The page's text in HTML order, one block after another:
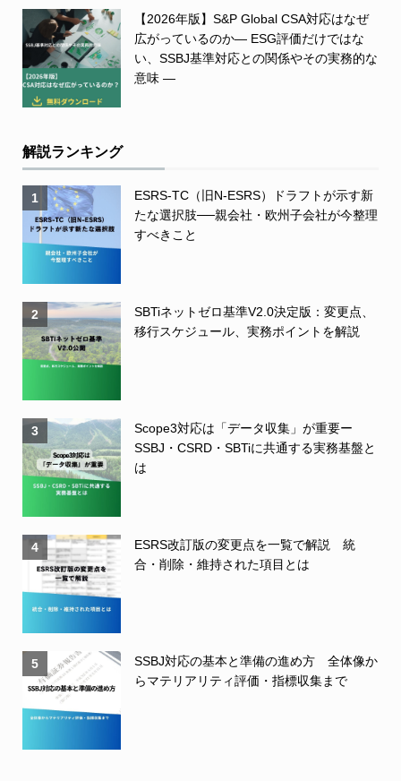
【2026年版】S&P Global CSA対応はなぜ
広がっているのか― ESG評価だけではな
い、SSBJ基準対応との関係やその実務的な
意味 ―
解説ランキング
1
ESRS-TC（旧N-ESRS）ドラフトが示す新
たな選択肢──親会社・欧州子会社が今整理
すべきこと
2
SBTiネットゼロ基準V2.0決定版：変更点、
移行スケジュール、実務ポイントを解説
3
Scope3対応は「データ収集」が重要ー
SSBJ・CSRD・SBTiに共通する実務基盤と
は
4
ESRS改訂版の変更点を一覧で解説 統
合・削除・維持された項目とは
5
SSBJ対応の基本と準備の進め方 全体像か
らマテリアリティ評価・指標収集まで